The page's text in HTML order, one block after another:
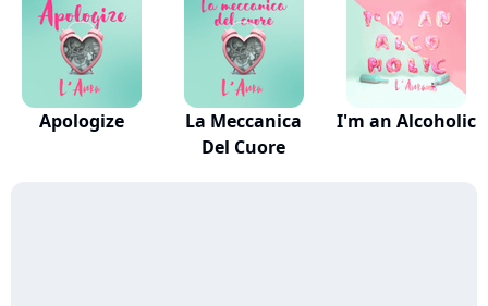
Apologize
La Meccanica
Del Cuore
I'm an Alcoholic